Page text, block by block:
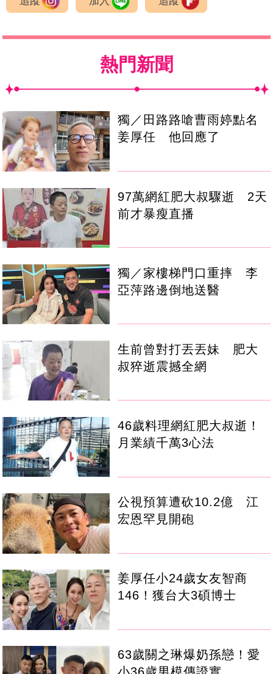
熱門新聞
獨／田路路嗆曹雨婷點名
姜厚任 他回應了
97萬網紅肥大叔驟逝 2天
前才暴瘦直播
獨／家樓梯門口重摔 李
亞萍路邊倒地送醫
生前曾對打丟丟妹 肥大
叔猝逝震撼全網
46歲料理網紅肥大叔逝！
月業績千萬3心法
公視預算遭砍10.2億 江
宏恩罕見開砲
姜厚任小24歲女友智商
146！獲台大3碩博士
63歲關之琳爆奶孫戀！愛